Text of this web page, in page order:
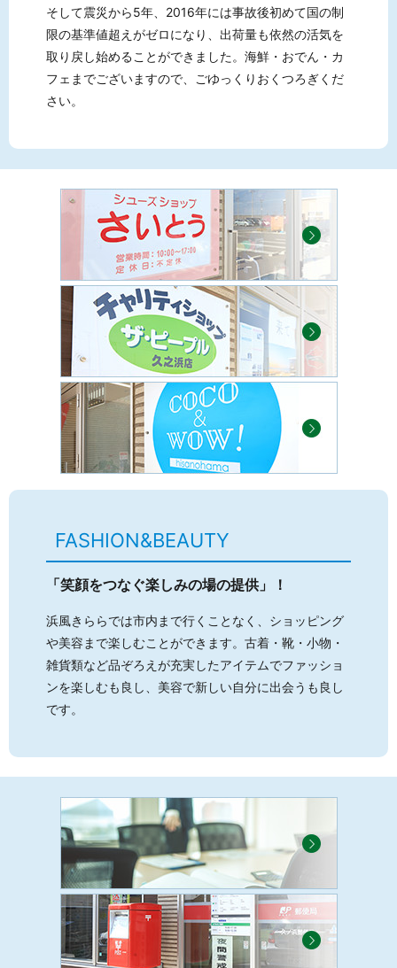
そして震災から5年、2016年には事故後初めて国の制
限の基準値超えがゼロになり、出荷量も依然の活気を
取り戻し始めることができました。海鮮・おでん・カ
フェまでございますので、ごゆっくりおくつろぎくだ
さい。
FASHION&BEAUTY
「笑顔をつなぐ楽しみの場の提供」！
浜風きららでは市内まで行くことなく、ショッピング
や美容まで楽しむことができます。古着・靴・小物・
雑貨類など品ぞろえが充実したアイテムでファッショ
ンを楽しむも良し、美容で新しい自分に出会うも良し
です。